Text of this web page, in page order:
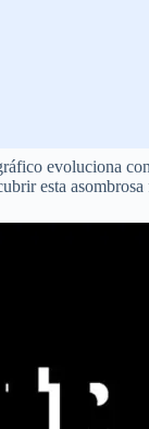
evoluciona
esta